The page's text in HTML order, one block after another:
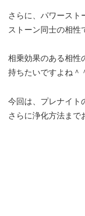
さらに、パワースト
ストーン同士の相性
相乗効果のある相性
持ちたいですよね＾
今回は、プレナイト
さらに浄化方法まで